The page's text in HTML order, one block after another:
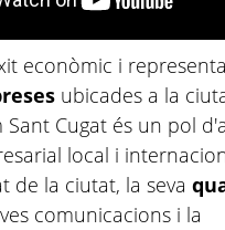
econòmic i
ubicades a la
Cugat és un pol
local i
de la ciutat, la seva
comunicacions i la